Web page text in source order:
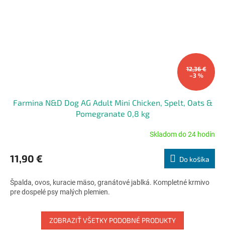
12,36 €
–3 %
Farmina N&D Dog AG Adult Mini Chicken, Spelt, Oats &
Pomegranate 0,8 kg
produktu
je
z
5
Skladom do 24 hodín
11,90 € Do košíka
Špalda, ovos, kuracie mäso, granátové jablká. Kompletné krmivo
pre dospelé psy malých plemien.
ZOBRAZIŤ VŠETKY PODOBNÉ PRODUKTY